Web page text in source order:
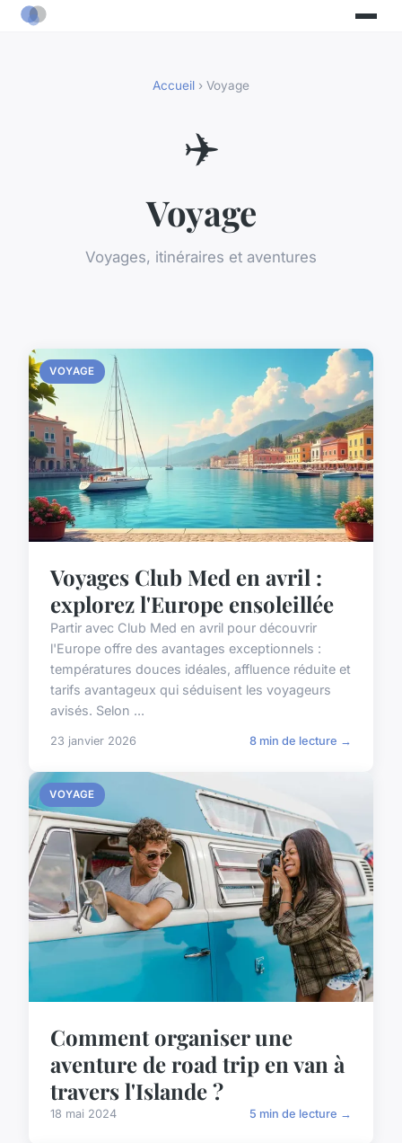
Accueil › Voyage
✈️
Voyage
Voyages, itinéraires et aventures
VOYAGE
Voyages Club Med en avril :
explorez l'Europe ensoleillée
Partir avec Club Med en avril pour découvrir
l'Europe offre des avantages exceptionnels :
températures douces idéales, affluence réduite et
tarifs avantageux qui séduisent les voyageurs
avisés. Selon ...
23 janvier 2026 8 min de lecture →
VOYAGE
Comment organiser une
aventure de road trip en van à
travers l'Islande ?
18 mai 2024 5 min de lecture →